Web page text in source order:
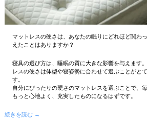
マットレスの硬さは、あなたの眠りにどれほど関わ
えたことはありますか？
寝具の選び方は、睡眠の質に大きな影響を与えます
レスの硬さは体型や寝姿勢に合わせて選ぶことがと
す。
自分にぴったりの硬さのマットレスを選ぶことで、
もっと心地よく、充実したものになるはずです。
続きを読む →